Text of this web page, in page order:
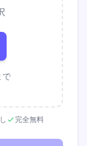
で
完全無料